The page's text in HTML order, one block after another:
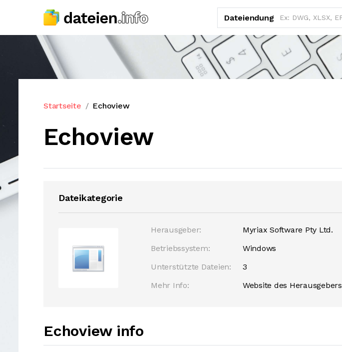
Dateiendung
Startseite Echoview
Echoview
Dateikategorie
Herausgeber:
Myriax Software Pty Ltd.
Betriebssystem:
Windows
Unterstützte Dateien:
3
Mehr Info:
Website des Herausgebers
Echoview info